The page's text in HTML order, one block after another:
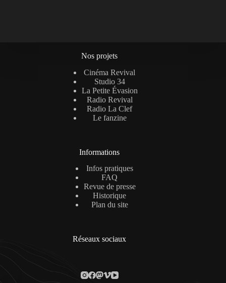
Nos projets
Cinéma Revival
Studio 34
La Petite Évasion
Radio Revival
Radio La Clef
Le fanzine
Informations
Infos pratiques
FAQ
Revue de presse
Historique
Plan du site
Réseaux sociaux